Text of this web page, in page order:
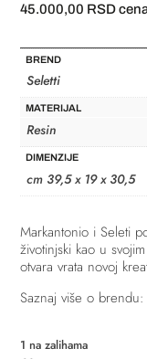
45.000,00 RSD
BREND
Seletti
MATERIJAL
Resin
DIMENZIJE
cm 39,5 x 19 x 30,5
Markantonio i Seleti
životinjski kao u
otvara vrata novoj
Saznaj više o
1 na zalihama